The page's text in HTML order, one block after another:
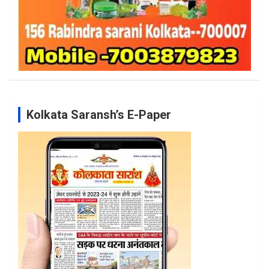
Kolkata Saransh’s E-Paper